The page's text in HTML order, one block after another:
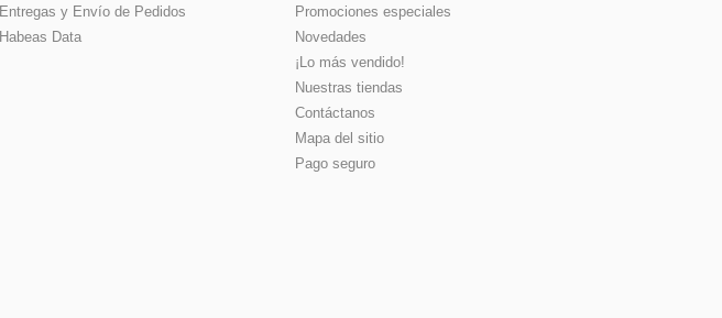
Entregas y Envío de Pedidos
Habeas Data
Promociones especiales
Novedades
¡Lo más vendido!
Nuestras tiendas
Contáctanos
Mapa del sitio
Pago seguro